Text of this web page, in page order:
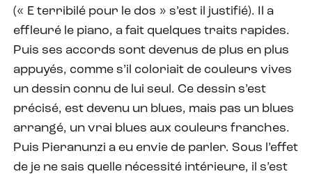
(« E terribilé pour le dos » s’est il justifié). Il a
effleuré le piano, a fait quelques traits rapides.
Puis ses accords sont devenus de plus en plus
appuyés, comme s’il coloriait de couleurs vives
un dessin connu de lui seul. Ce dessin s’est
précisé, est devenu un blues, mais pas un blues
arrangé, un vrai blues aux couleurs franches.
Puis Pieranunzi a eu envie de parler. Sous l’effet
de je ne sais quelle nécessité intérieure, il s’est